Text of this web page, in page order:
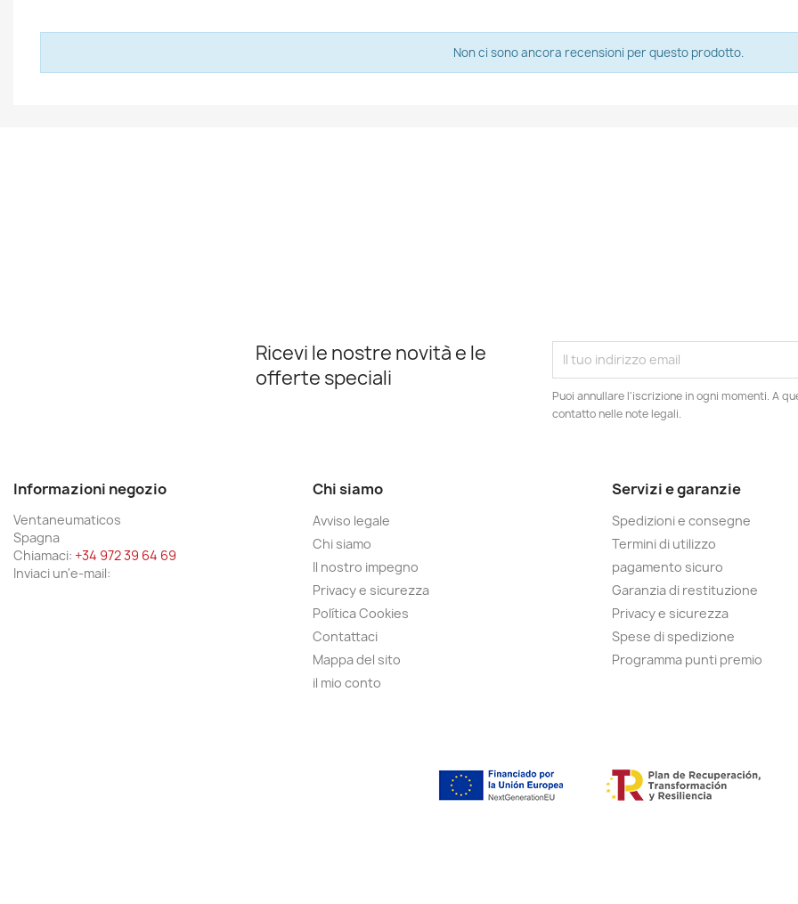
Non ci sono ancora recensioni per questo prodotto.
Ricevi le nostre novità e le
offerte speciali
Puoi annullare l'iscrizione in ogni momenti. A
contatto nelle note legali.
Informazioni negozio
Ventaneumaticos
Spagna
Chiamaci: +34 972 39 64 69
Inviaci un'e-mail:
Chi siamo
Avviso legale
Chi siamo
Il nostro impegno
Privacy e sicurezza
Política Cookies
Contattaci
Mappa del sito
il mio conto
Servizi e garanzie
Spedizioni e consegne
Termini di utilizzo
pagamento sicuro
Garanzia di restituzione
Privacy e sicurezza
Spese di spedizione
Programma punti premio